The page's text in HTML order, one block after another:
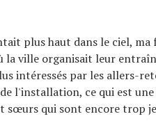
plus haut dans le ciel,
la ville organisait leur
intéressés par les allers-
l'installation, ce qui est
sœurs qui sont encore trop